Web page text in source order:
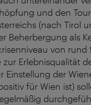
und den
(nach Tirol
Beherbergung als
von
zur Erlebnisqualität
der
für Wien ist)